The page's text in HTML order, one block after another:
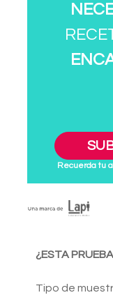
Recuerda tu
¿ESTA
Tipo de